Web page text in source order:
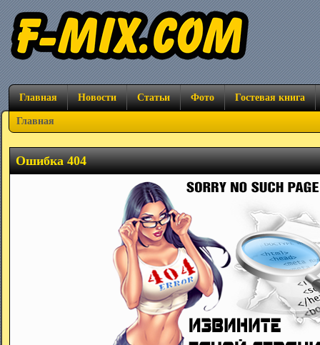
Главная Новости Статьи Фото Гостевая книга
Главная
Ошибка 404